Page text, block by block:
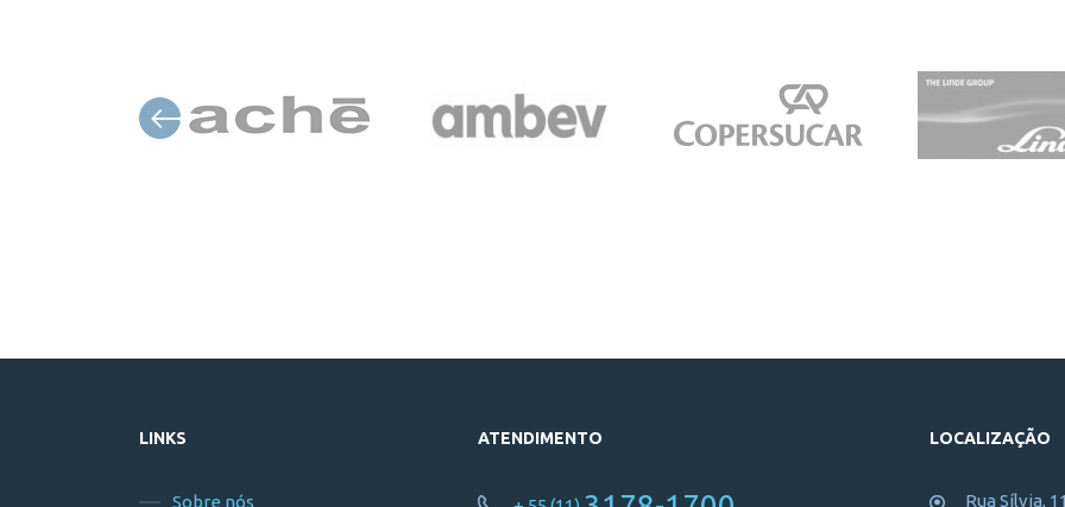
LINKS
Sobre nós
ATENDIMENTO LOCALIZAÇÃO
Rua Sílvia,